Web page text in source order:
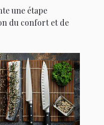
une étape
du confort et de